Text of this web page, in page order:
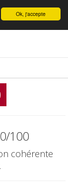
Ok, j'accepte
100
cohérente